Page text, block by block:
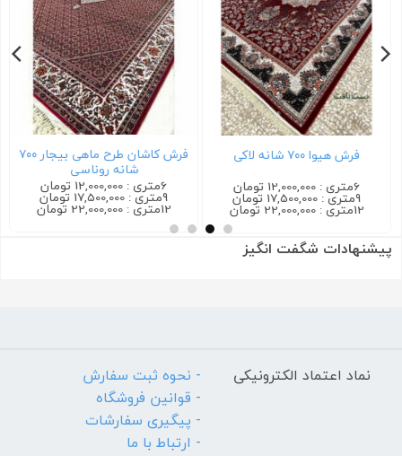
فرش هیوا ۷۰۰ شانه لاکی
6متری : 12,000,000 تومان
9متری : 17,500,000 تومان
12متری : 22,000,000 تومان
فرش کاشان طرح ماهی بیجار ۷۰۰
شانه روناسی
6متری : 12,000,000 تومان
9متری : 17,500,000 تومان
12متری : 22,000,000 تومان
پیشنهادات شگفت انگیز
نماد اعتماد الکترونیکی
- نحوه ثبت سفارش
- قوانین فروشگاه
- پیگیری سفارشات
- ارتباط با ما